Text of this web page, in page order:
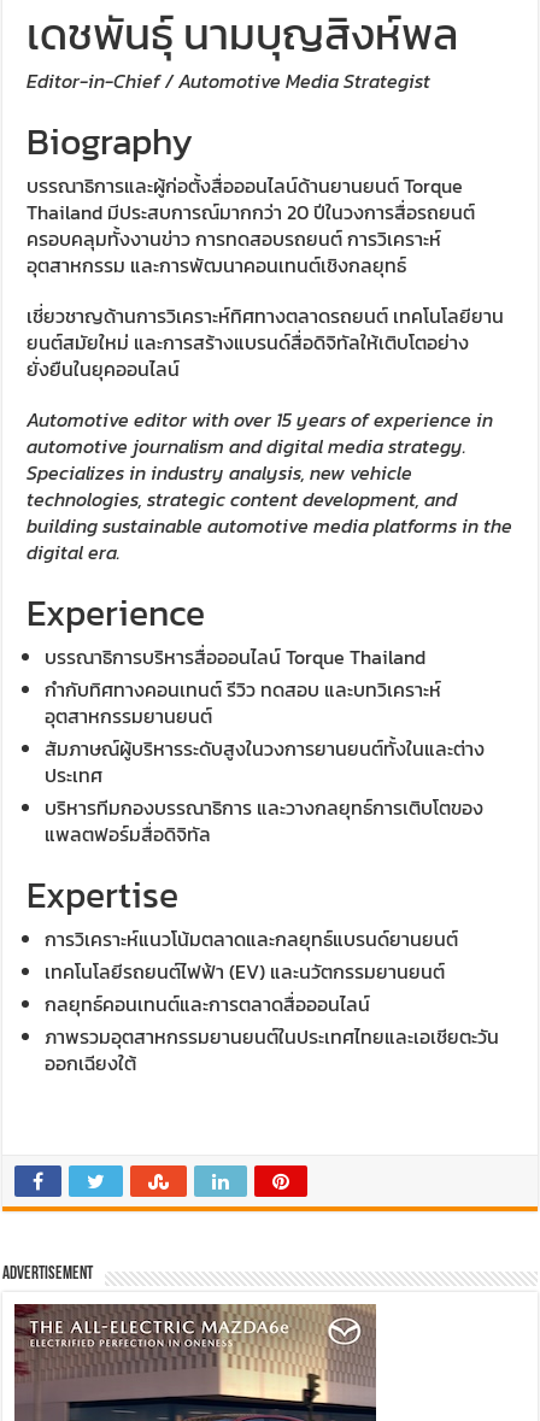
เดชพันธุ์ นามบุญสิงห์พล
Editor-in-Chief / Automotive Media Strategist
Biography
บรรณาธิการและผู้ก่อตั้งสื่อออนไลน์ด้านยานยนต์ Torque
Thailand มีประสบการณ์มากกว่า 20 ปีในวงการสื่อรถยนต์
ครอบคลุมทั้งงานข่าว การทดสอบรถยนต์ การวิเคราะห์
อุตสาหกรรม และการพัฒนาคอนเทนต์เชิงกลยุทธ์
เชี่ยวชาญด้านการวิเคราะห์ทิศทางตลาดรถยนต์ เทคโนโลยียาน
ยนต์สมัยใหม่ และการสร้างแบรนด์สื่อดิจิทัลให้เติบโตอย่าง
ยั่งยืนในยุคออนไลน์
Automotive editor with over 15 years of experience in
automotive journalism and digital media strategy.
Specializes in industry analysis, new vehicle
technologies, strategic content development, and
building sustainable automotive media platforms in the
digital era.
Experience
บรรณาธิการบริหารสื่อออนไลน์ Torque Thailand
กำกับทิศทางคอนเทนต์ รีวิว ทดสอบ และบทวิเคราะห์
อุตสาหกรรมยานยนต์
สัมภาษณ์ผู้บริหารระดับสูงในวงการยานยนต์ทั้งในและต่าง
ประเทศ
บริหารทีมกองบรรณาธิการ และวางกลยุทธ์การเติบโตของ
แพลตฟอร์มสื่อดิจิทัล
Expertise
การวิเคราะห์แนวโน้มตลาดและกลยุทธ์แบรนด์ยานยนต์
เทคโนโลยีรถยนต์ไฟฟ้า (EV) และนวัตกรรมยานยนต์
กลยุทธ์คอนเทนต์และการตลาดสื่อออนไลน์
ภาพรวมอุตสาหกรรมยานยนต์ในประเทศไทยและเอเชียตะวัน
ออกเฉียงใต้
Advertisement